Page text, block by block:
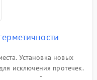
Установка новых
исключения протечек.